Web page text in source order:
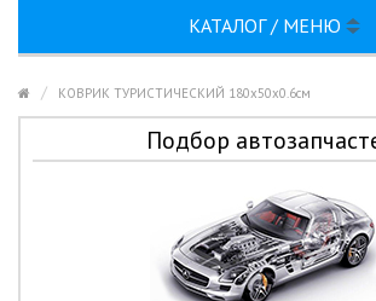
КАТАЛОГ / МЕНЮ
КОВРИК ТУРИСТИЧЕСКИЙ 180х50х0.6см
Подбор